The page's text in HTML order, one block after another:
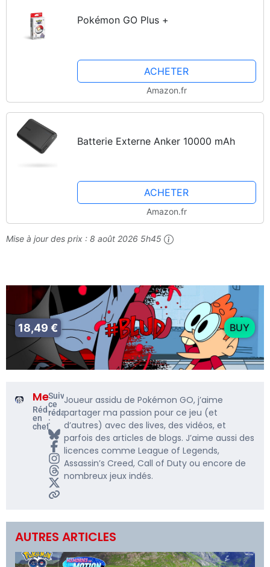
Pokémon GO Plus +
ACHETER
Amazon.fr
Batterie Externe Anker 10000 mAh
ACHETER
Amazon.fr
Mise à jour des prix : 8 août 2026 5h45
18,49 € BUY
Me5rine_
Rédacteur
en
chef
Suivre
ce
rédacteur
:
Joueur assidu de Pokémon GO, j’aime
partager ma passion pour ce jeu (et
d’autres) avec des lives, des vidéos, et
parfois des articles de blogs. J’aime aussi des
licences comme League of Legends,
Assassin’s Creed, Call of Duty ou encore de
nombreux jeux indés.
AUTRES ARTICLES